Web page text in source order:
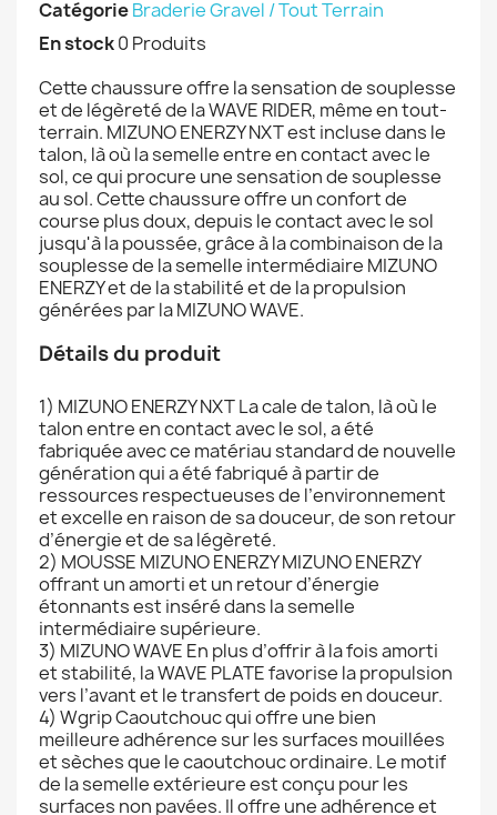
CatégorieBraderie Gravel / Tout Terrain
En stock0 Produits
Cette chaussure offre la sensation de souplesse
et de légèreté de la WAVE RIDER, même en tout-
terrain. MIZUNO ENERZY NXT est incluse dans le
talon, là où la semelle entre en contact avec le
sol, ce qui procure une sensation de souplesse
au sol. Cette chaussure offre un confort de
course plus doux, depuis le contact avec le sol
jusqu'à la poussée, grâce à la combinaison de la
souplesse de la semelle intermédiaire MIZUNO
ENERZY et de la stabilité et de la propulsion
générées par la MIZUNO WAVE.
Détails du produit
1) MIZUNO ENERZY NXT La cale de talon, là où le
talon entre en contact avec le sol, a été
fabriquée avec ce matériau standard de nouvelle
génération qui a été fabriqué à partir de
ressources respectueuses de l’environnement
et excelle en raison de sa douceur, de son retour
d’énergie et de sa légèreté.
2) MOUSSE MIZUNO ENERZY MIZUNO ENERZY
offrant un amorti et un retour d’énergie
étonnants est inséré dans la semelle
intermédiaire supérieure.
3) MIZUNO WAVE En plus d’offrir à la fois amorti
et stabilité, la WAVE PLATE favorise la propulsion
vers l’avant et le transfert de poids en douceur.
4) Wgrip Caoutchouc qui offre une bien
meilleure adhérence sur les surfaces mouillées
et sèches que le caoutchouc ordinaire. Le motif
de la semelle extérieure est conçu pour les
surfaces non pavées. Il offre une adhérence et